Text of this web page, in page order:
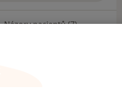
Názory pacientů (7)
k dispozici
o svých službách.